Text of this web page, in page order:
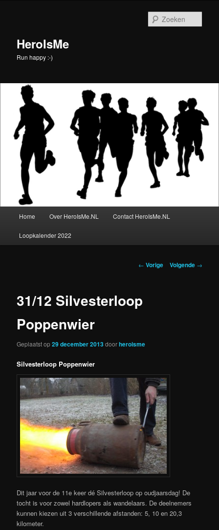
inhoudHeroIsMe
Run happy :-)
Home Over HeroIsMe.NL Contact HeroIsMe.NL
Loopkalender 2022
Berichtnavigatie
← Vorige Volgende →
31/12 Silvesterloop
Poppenwier
Geplaatst op29 december 2013doorheroisme
Silvesterloop Poppenwier
Dit jaar voor de 11e keer dé Silvesterloop op oudjaarsdag! De
tocht is voor zowel hardlopers als wandelaars. De deelnemers
kunnen kiezen uit 3 verschillende afstanden: 5, 10 en 20,3
kilometer.